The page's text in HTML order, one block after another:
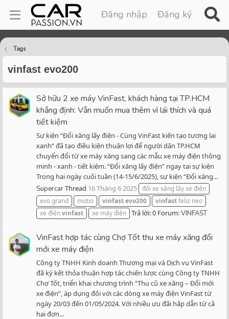
Đăng nhập Đăng ký
Tags
vinfast evo200
Sở hữu 2 xe máy VinFast, khách hàng tại TP.HCM
khẳng định: Vẫn muốn mua thêm vì lái thích và quá
tiết kiệm
Sự kiện “Đổi xăng lấy điện - Cùng VinFast kiến tạo tương lai
xanh” đã tạo điều kiện thuận lợi để người dân TP.HCM
chuyển đổi từ xe máy xăng sang các mẫu xe máy điện thông
minh - xanh - tiết kiệm. “Đổi xăng lấy điện” ngay tại sự kiện
Trong hai ngày cuối tuần (14-15/6/2025), sự kiện “Đổi xăng...
SupercarThread 16 Tháng 6 2025 đổi xe xăng lấy xe điện
evo grand
motio vinfastevo200 vinfastfeliz neo
xe điệnvinfast xe máy điện Trả lời: 0 Forum:VINFAST
VinFast hợp tác cùng Chợ Tốt thu xe máy xăng đổi
mới xe máy điện
Công ty TNHH Kinh doanh Thương mại và Dịch vụ VinFast
đã ký kết thỏa thuận hợp tác chiến lược cùng Công ty TNHH
Chợ Tốt, triển khai chương trình “Thu cũ xe xăng – Đổi mới
xe điện”, áp dụng đối với các dòng xe máy điện VinFast từ
ngày 20/03 đến 01/05/2024. Với nhiều ưu đãi hấp dẫn từ cả
hai đơn...